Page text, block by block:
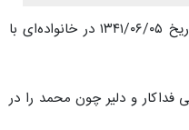
، فرزند تقی، در تاریخ ۱۳۴۱/۰۶/۰۵ در خانواده‌ای با
فداکار و دلیر چون محمد را در